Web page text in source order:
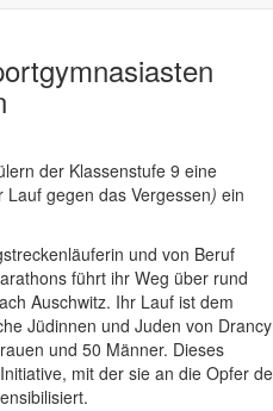
der Klassenstufe 9 eine
Lauf gegen das Vergessen) ein
und von Beruf
führt ihr Weg über rund
Auschwitz. Ihr Lauf ist dem
Jüdinnen und Juden von Drancy
und 50 Männer. Dieses
mit der sie an die Opfer